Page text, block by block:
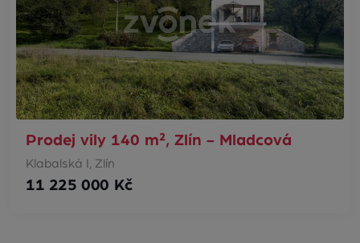
Prodej vily 140 m², Zlín - Mladcová
Klabalská I, Zlín
11 225 000 Kč